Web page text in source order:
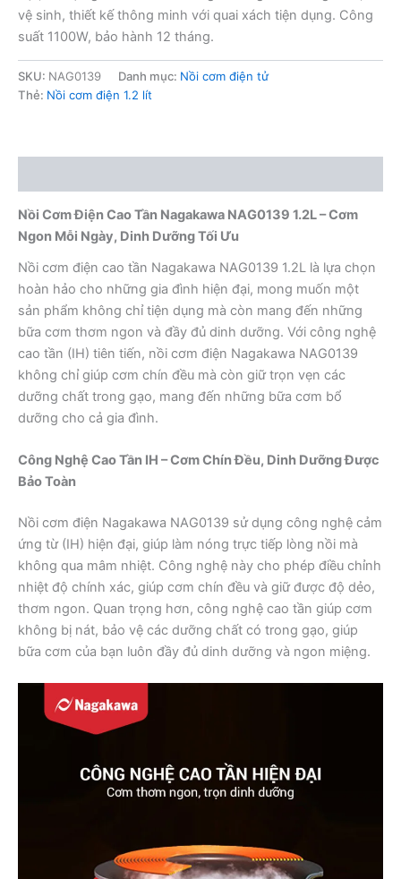
vệ sinh, thiết kế thông minh với quai xách tiện dụng. Công
suất 1100W, bảo hành 12 tháng.
SKU: NAG0139 Danh mục: Nồi cơm điện tử
Thẻ: Nồi cơm điện 1.2 lít
Nồi Cơm Điện Cao Tần Nagakawa NAG0139 1.2L – Cơm
Ngon Mỗi Ngày, Dinh Dưỡng Tối Ưu
Nồi cơm điện cao tần Nagakawa NAG0139 1.2L là lựa chọn
hoàn hảo cho những gia đình hiện đại, mong muốn một
sản phẩm không chỉ tiện dụng mà còn mang đến những
bữa cơm thơm ngon và đầy đủ dinh dưỡng. Với công nghệ
cao tần (IH) tiên tiến, nồi cơm điện Nagakawa NAG0139
không chỉ giúp cơm chín đều mà còn giữ trọn vẹn các
dưỡng chất trong gạo, mang đến những bữa cơm bổ
dưỡng cho cả gia đình.
Công Nghệ Cao Tần IH – Cơm Chín Đều, Dinh Dưỡng Được
Bảo Toàn
Nồi cơm điện Nagakawa NAG0139 sử dụng công nghệ cảm
ứng từ (IH) hiện đại, giúp làm nóng trực tiếp lòng nồi mà
không qua mâm nhiệt. Công nghệ này cho phép điều chỉnh
nhiệt độ chính xác, giúp cơm chín đều và giữ được độ dẻo,
thơm ngon. Quan trọng hơn, công nghệ cao tần giúp cơm
không bị nát, bảo vệ các dưỡng chất có trong gạo, giúp
bữa cơm của bạn luôn đầy đủ dinh dưỡng và ngon miệng.